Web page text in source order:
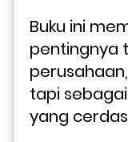
Buku ini
pentingnya
tapi
yang